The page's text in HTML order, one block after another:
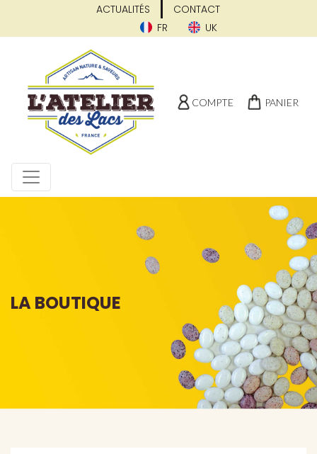
ACTUALITÉS
CONTACT
FR
UK
COMPTE PANIER
LA BOUTIQUE